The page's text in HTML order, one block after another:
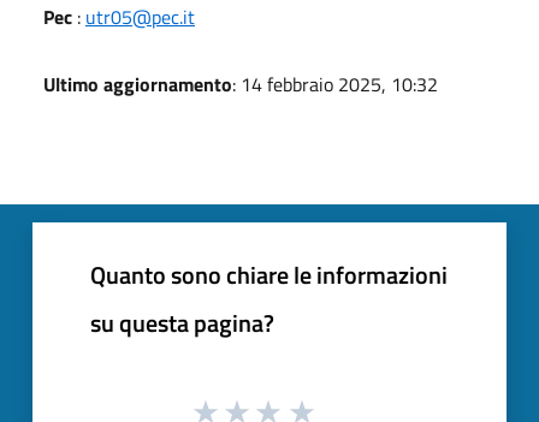
Pec : utr05@pec.it
Ultimo aggiornamento: 14 febbraio 2025, 10:32
Quanto sono chiare le informazioni
su questa pagina?